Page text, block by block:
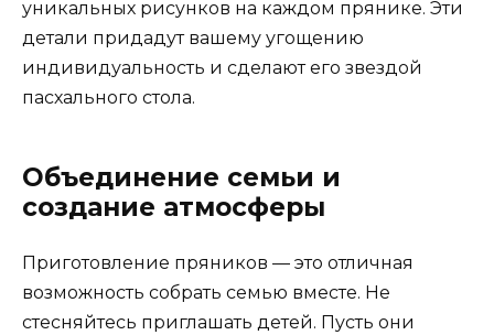
уникальных рисунков на каждом прянике. Эти
детали придадут вашему угощению
индивидуальность и сделают его звездой
пасхального стола.
Объединение семьи и
создание атмосферы
Приготовление пряников — это отличная
возможность собрать семью вместе. Не
стесняйтесь приглашать детей. Пусть они